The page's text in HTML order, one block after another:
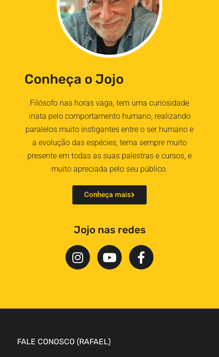
Conheça o Jojo
Filósofo nas horas vaga, tem uma curiosidade
inata pelo comportamento humano, realizando
paralelos muito instigantes entre o ser humano e
a evolução das espécies, tema sempre muito
presente em todas as suas palestras e cursos, e
muito apreciada pelo seu público.
Conheça mais
Jojo nas redes
FALE CONOSCO (RAFAEL)